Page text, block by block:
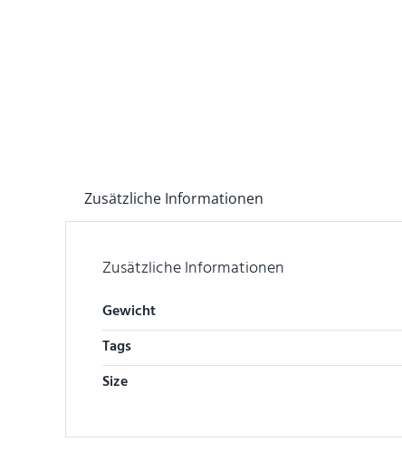
Zusätzliche Informationen
Zusätzliche Informationen
Gewicht
Tags
Size